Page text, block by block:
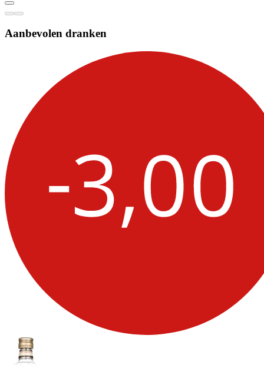
Aanbevolen dranken